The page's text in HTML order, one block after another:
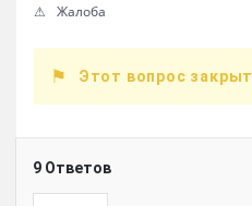
Жалоба
Этот вопрос закрыт
9 Ответов